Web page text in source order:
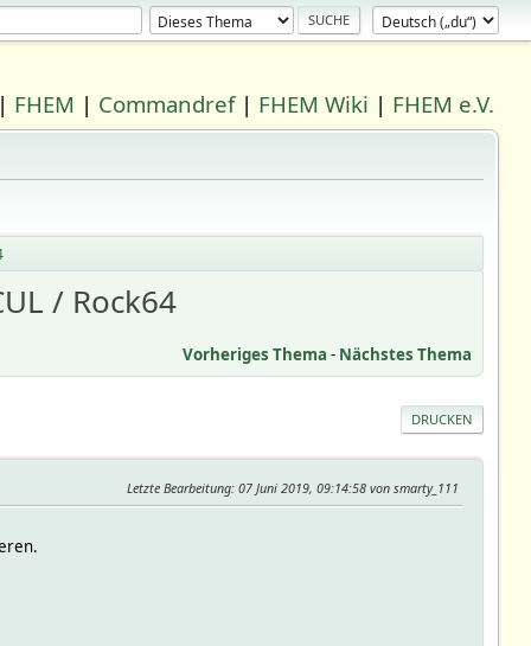
FHEM | Commandref| FHEM Wiki | FHEM e.V.
/ Rock64
Vorheriges Thema - Nächstes Thema
DRUCKEN
Letzte Bearbeitung: 07 Juni 2019, 09:14:58 von smarty_111